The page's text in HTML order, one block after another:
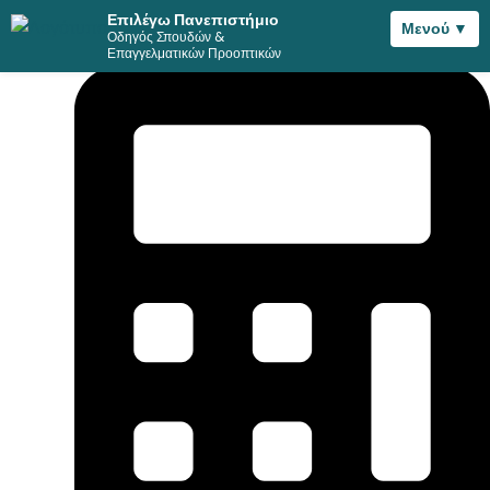
στο
περιεχόμενο
Επιλέγω Πανεπιστήμιο
Οδηγός Σπουδών &
Επαγγελματικών Προοπτικών
Μενού ▼